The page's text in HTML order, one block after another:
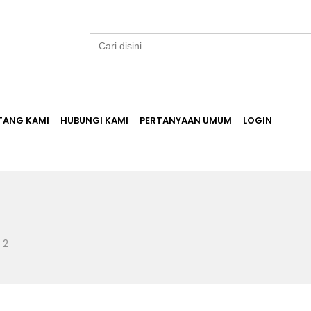
Search
for:
KAMI HUBUNGI KAMI PERTANYAAN UMUM LOGIN
2